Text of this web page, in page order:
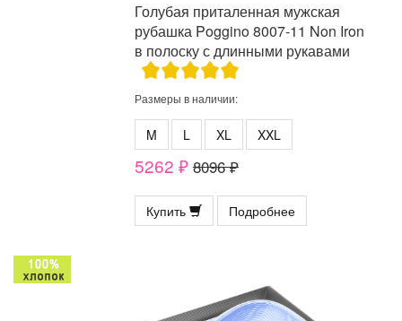
Голубая приталенная мужская
рубашка Poggino 8007-11 Non Iron
в полоску с длинными рукавами
Размеры в наличии:
M L XL XXL
5262 ₽ 8096 ₽
Купить Подробнее